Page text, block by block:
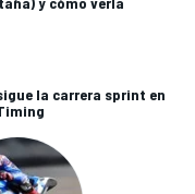
sigue la carrera sprint en